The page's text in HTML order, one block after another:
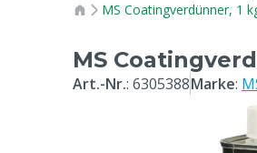
MS Coatingverdünner, 1
MS
Art.-Nr.: 6305388Marke: